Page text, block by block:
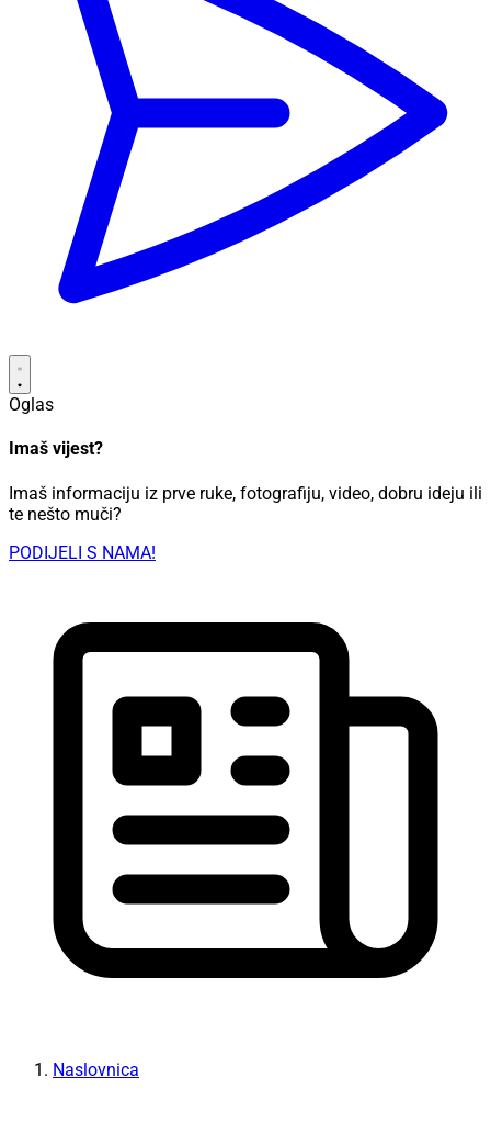
Oglas
Imaš vijest?
Imaš informaciju iz prve ruke, fotografiju, video, dobru ideju ili
te nešto muči?
PODIJELI S NAMA!
Naslovnica